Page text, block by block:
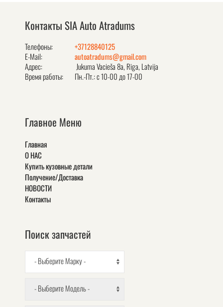
Контакты SIA Auto Atradums
Телефоны:
+37128840125
E-Mail:
autoatradums@gmail.com
Адрес:
Jukuma Vacieša 8a, Rīga, Latvija
Время работы:
Пн.-Пт.: с 10-00 до 17-00
Главное Меню
Главная
О НАС
Купить кузовные детали
Получение/Доставка
НОВОСТИ
Контакты
Поиск запчастей
- Выберите Марку -
- Выберите Модель -